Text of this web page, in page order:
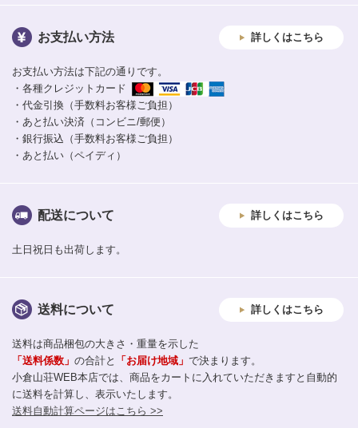
お支払い方法 詳しくはこちら
お支払い方法は下記の通りです。
・各種クレジットカード
・代金引換（手数料お客様ご負担）
・あと払い決済（コンビニ/郵便）
・銀行振込（手数料お客様ご負担）
・あと払い（ペイディ）
配送について 詳しくはこちら
土日祝日も出荷します。
送料について 詳しくはこちら
送料は商品梱包の大きさ・重量を示した
「送料係数」 の合計と 「お届け地域」 で決まります。
小倉山荘WEB本店では、商品をカートに入れていただきますと自動的
に送料を計算し、表示いたします。
送料自動計算ページはこちら >>